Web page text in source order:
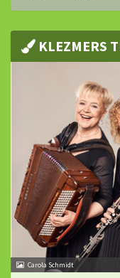
KLEZMERS
Carola Schmidt